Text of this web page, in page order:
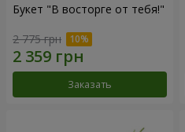
Букет "В восторге от тебя!"
2 775 грн
Заказать